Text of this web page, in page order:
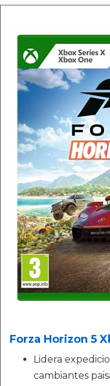
Forza Horizon 5
Lidera
cambiantes